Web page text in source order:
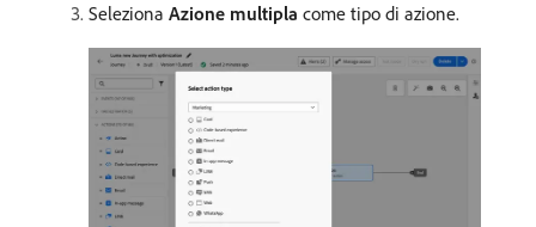
Seleziona Azione multipla come tipo di azione.